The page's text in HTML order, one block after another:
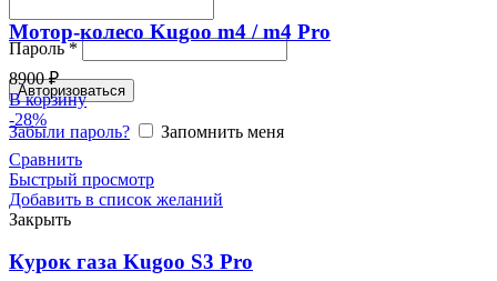
Пароль*
Авторизоваться
Забыли пароль? Запомнить меня
Мотор-колесо Kugoo m4 / m4 Pro
8900₽
В корзину
-28%
Сравнить
Быстрый просмотр
Добавить в список желаний
Закрыть
Курок газа Kugoo S3 Pro